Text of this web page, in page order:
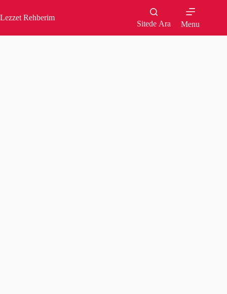
to
content
Lezzet Rehberim
Sitede Ara Menu